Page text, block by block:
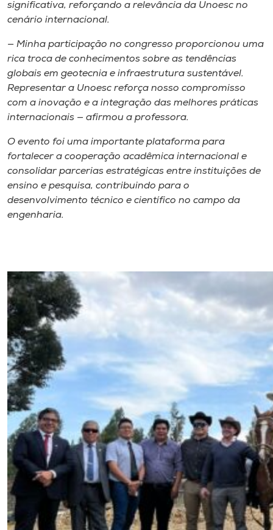
A+
A-
significativa, reforçando a relevância da Unoesc no
cenário internacional.
— Minha participação no congresso proporcionou uma
rica troca de conhecimentos sobre as tendências
globais em geotecnia e infraestrutura sustentável.
Representar a Unoesc reforça nosso compromisso
com a inovação e a integração das melhores práticas
internacionais — afirmou a professora.
O evento foi uma importante plataforma para
fortalecer a cooperação acadêmica internacional e
consolidar parcerias estratégicas entre instituições de
ensino e pesquisa, contribuindo para o
desenvolvimento técnico e científico no campo da
engenharia.